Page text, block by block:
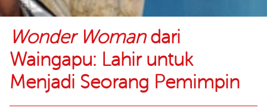
Wonder Womandari
Waingapu: Lahir untuk
Menjadi Seorang Pemimpin